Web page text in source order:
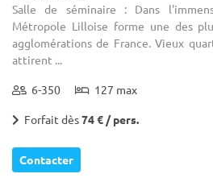
Salle de séminaire : Dans
Métropole Lilloise forme une des
agglomérations de France. Vieux
attirent ...
6-350 127 max
Forfait dès74 € / pers.
Contacter